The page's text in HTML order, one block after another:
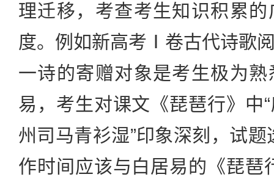
理迁移，考查考生知识积累
度。例如新高考Ⅰ卷古代诗歌
一诗的寄赠对象是考生极为
易，考生对课文《琵琶行》中
州司马青衫湿”印象深刻，试题
作时间应该与白居易的《琵琶